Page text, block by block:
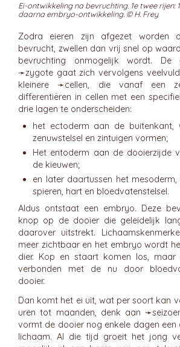
Ei-ontwikkeling na bevruchting. 1e twee rijen:
daarna embryo-ontwikkeling. © H. Frey
Zodra eieren zijn afgezet worden
bevrucht, zwellen dan vrij snel op
bevruchting onmogelijk wordt. De
➛zygote gaat zich vervolgens
kleinere ➛cellen, die vanaf een
differentiëren in cellen met een
drie lagen te onderscheiden:
het ectoderm aan de buitenkant,
zenuwstelsel en zintuigen vormen;
Het entoderm aan de dooierzijde
de kieuwen;
en later daartussen het
spieren, hart en bloedvatenstelsel.
Aldus ontstaat een embryo. Deze
knop op de dooier die geleidelijk
daarover uitstrekt.
meer zichtbaar en het embryo wordt
dier. Kop en staart komen los,
verbonden met de nu door
dooier.
Dan komt het ei uit, wat per soort kan
uren tot maanden, denk aan ➛
vormt de dooier nog enkele dagen een
lichaam. Al die tijd groeit het jong